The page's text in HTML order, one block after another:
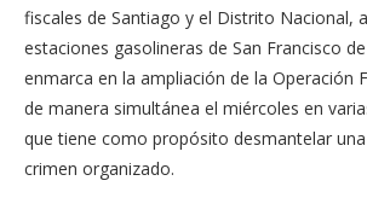
fiscales de Santiago y el Distrito Na­cional,
estaciones gasolineras de San Francisco
enmarca en la ampliación de la Ope­ración
de manera simultánea el miércoles en
que tiene co­mo propósito desmantelar
cri­men organizado.